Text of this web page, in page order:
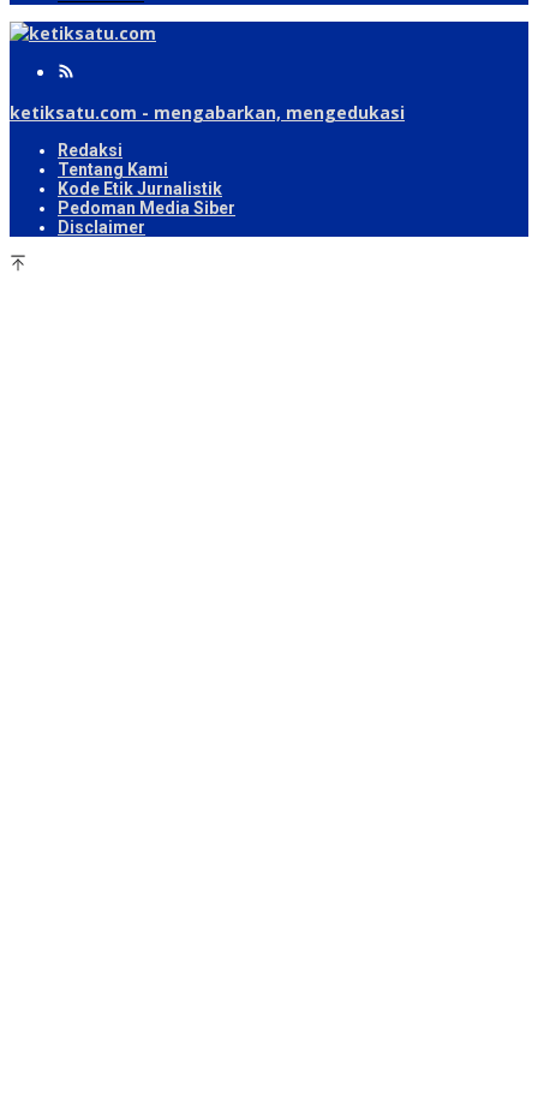
ketiksatu.com - mengabarkan, mengedukasi
Redaksi
Tentang Kami
Kode Etik Jurnalistik
Pedoman Media Siber
Disclaimer